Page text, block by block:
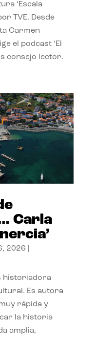
‘Escala
TVE. Desde
Carmen
el podcast ‘El
consejo lector.
Carla
2026
historiadora
Es autora
rápida y
la historia
amplia,